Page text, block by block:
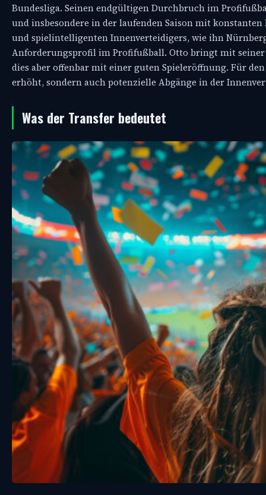
Bundesliga. Seinen endgültigen Durchbruch im
und insbesondere in der laufenden Saison mit
und spielintelligenten Innenverteidigers, wie ihn
Anforderungsprofil im Profifußball. Otto bringt mit
dies aber offenbar mit einer guten Spieleröffnung. Für
erhöht, sondern auch potenzielle Abgänge in der
Was der Transfer bedeutet